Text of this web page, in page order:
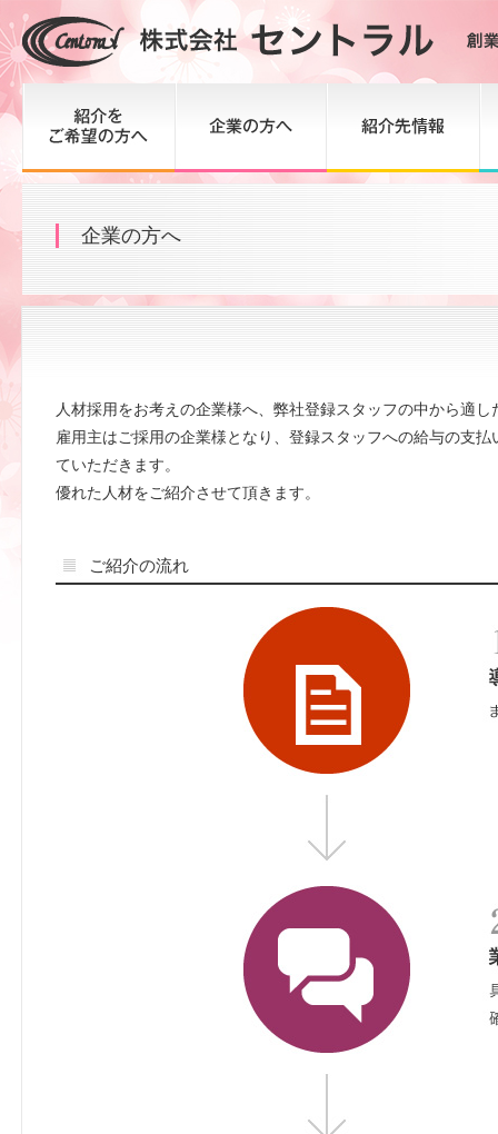
企業の方へ
人材採用をお考えの企業様へ、弊社登録スタッフの中から適
雇用主はご採用の企業様となり、登録スタッフへの給与の支
ていただきます。
優れた人材をご紹介させて頂きます。
ご紹介の流れ